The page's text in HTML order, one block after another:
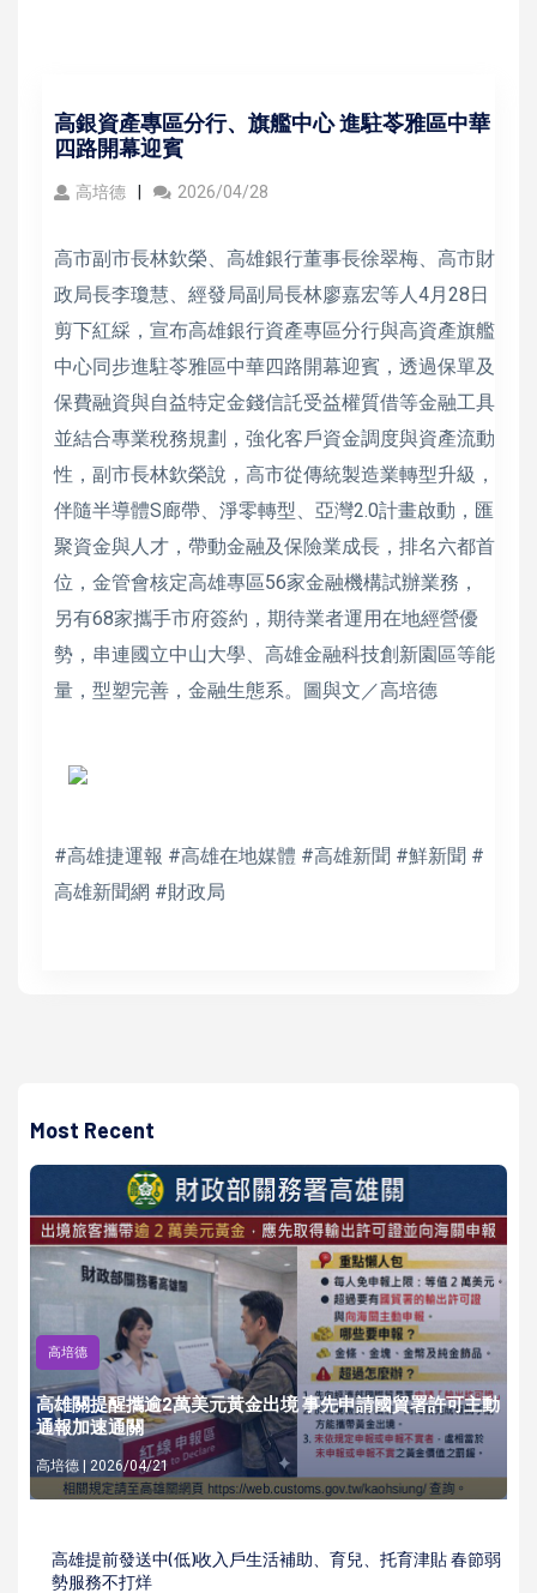
高銀資產專區分行、旗艦中心 進駐苓雅區中華
四路開幕迎賓
高培德 2026/04/28
高市副市長林欽榮、高雄銀行董事長徐翠梅、高市財
政局長李瓊慧、經發局副局長林廖嘉宏等人4月28日
剪下紅綵，宣布高雄銀行資產專區分行與高資產旗艦
中心同步進駐苓雅區中華四路開幕迎賓，透過保單及
保費融資與自益特定金錢信託受益權質借等金融工具
並結合專業稅務規劃，強化客戶資金調度與資產流動
性，副市長林欽榮說，高市從傳統製造業轉型升級，
伴隨半導體S廊帶、淨零轉型、亞灣2.0計畫啟動，匯
聚資金與人才，帶動金融及保險業成長，排名六都首
位，金管會核定高雄專區56家金融機構試辦業務，
另有68家攜手市府簽約，期待業者運用在地經營優
勢，串連國立中山大學、高雄金融科技創新園區等能
量，型塑完善，金融生態系。圖與文／高培德
#高雄捷運報 #高雄在地媒體 #高雄新聞 #鮮新聞 #
高雄新聞網 #財政局
Most Recent
高培德
高雄關提醒攜逾2萬美元黃金出境 事先申請國貿署許可主動
通報加速通關
高培德 | 2026/04/21
高雄提前發送中(低)收入戶生活補助、育兒、托育津貼 春節弱
勢服務不打烊